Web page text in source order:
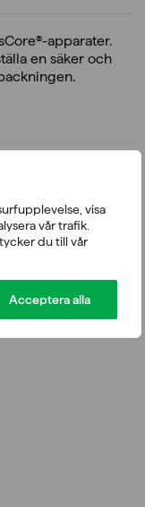
visa
vår trafik.
du till vår
Acceptera alla
apparater.
en säker och